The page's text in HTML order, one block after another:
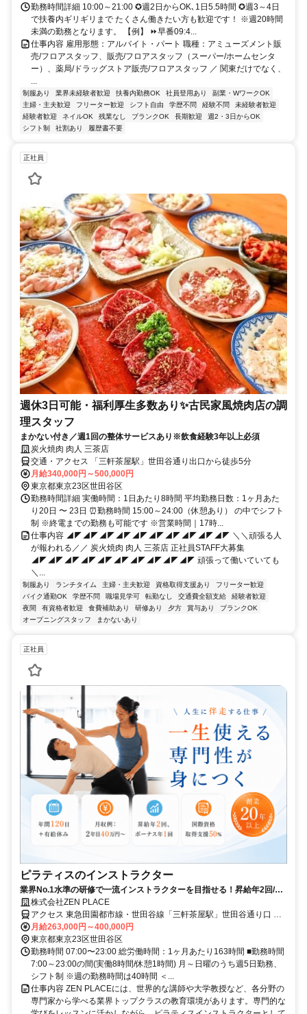
勤務時間詳細 10:00～21:00 ✪週2日からOK､1日5.5時間 ✪週3～4日
で扶養内ギリギリまで たくさん働きたい方も歓迎です！ ※週20時間
未満の勤務となります。 【例】 ⏩早番09:4...
仕事内容 雇用形態：アルバイト・パート 職種：アミューズメント販
売/フロアスタッフ、販売/フロアスタッフ（スーパー/ホームセンタ
ー）、薬局/ドラッグストア販売/フロアスタッフ ／ 関東だけでなく、
制服あり 業界未経験者歓迎 扶養内勤務OK 社員登用あり
副業・WワークOK
主婦・主夫歓迎
フリーター歓迎 シフト自由 学歴不問 経験不問
未経験者歓迎
経験者歓迎
ネイルOK 残業なし ブランクOK 長期歓迎
週2・3日からOK
シフト制
社割あり 履歴書不要
正社員
週休3日可能・福利厚生多数あり✨古民家風焼肉店の調
理スタッフ
まかない付き／週1回の整体サービスあり※飲食経験3年以上必須
炭火焼肉 肉人 三茶店
交通・アクセス 「三軒茶屋駅」世田谷通り出口から徒歩5分
月給340,000円～500,000円
東京都東京23区世田谷区
勤務時間詳細 実働時間：1日あたり8時間 平均勤務日数：1ヶ月あた
り20日 〜 23日 ⏰勤務時間 15:00～24:00（休憩あり） の中でシフト
制 ※終電までの勤務も可能です ※営業時間｜17時...
仕事内容 ◢◤◢◤◢◤◢◤◢◤◢◤◢◤◢◤◢◤◢◤ ＼＼頑張る人
が報われる／／ 炭火焼肉 肉人 三茶店 正社員STAFF大募集
◢◤◢◤◢◤◢◤◢◤◢◤◢◤◢◤◢◤◢◤ 頑張って働いていても
＼...
制服あり ランチタイム 主婦・主夫歓迎 資格取得支援あり
フリーター歓迎
バイク通勤OK
学歴不問 職場見学可 転勤なし 交通費全額支給
経験者歓迎
夜間
有資格者歓迎 食費補助あり 研修あり 夕方 賞与あり
ブランクOK
オープニングスタッフ
まかないあり
正社員
ピラティスのインストラクター
業界No.1水準の研修で一流インストラクターを目指せる！昇給年2回/賞
与年1回│年間休日120日＋有給｜住宅補助月2.5万円(条件あり)｜【資格
不問/未経験8割】
株式会社ZEN PLACE
アクセス 東急田園都市線・世田谷線「三軒茶屋駅」世田谷通り口 徒
歩3分
月給263,000円～400,000円
東京都東京23区世田谷区
勤務時間 07:00〜23:00 総労働時間：1ヶ月あたり163時間 ■勤務時間
7:00～23:00の間(実働8時間/休憩1時間) 月～日曜のうち週5日勤務、
シフト制 ※週の勤務時間は40時間 ＜...
仕事内容 ZEN PLACEには、世界的な講師や大学教授など、各分野の
専門家から学べる業界トップクラスの教育環境があります。専門的な